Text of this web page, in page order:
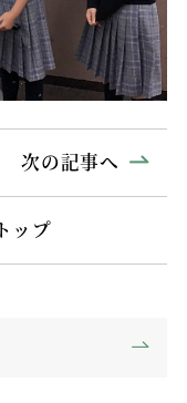
ップ
次の記事へ